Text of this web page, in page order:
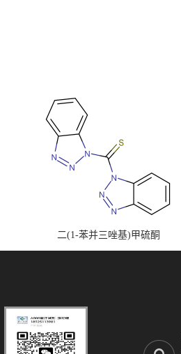
二(1-苯并三唑基)甲硫酮